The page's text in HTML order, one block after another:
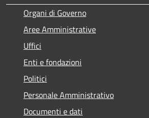
Organi di Governo
Aree Amministrative
Uffici
Enti e fondazioni
Politici
Personale Amministrativo
Documenti e dati